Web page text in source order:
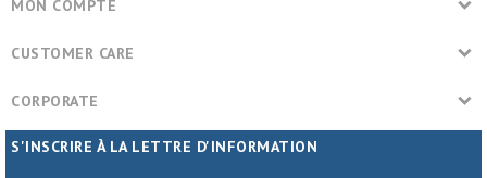
MON COMPTE
CUSTOMER CARE
CORPORATE
S'INSCRIRE À LA LETTRE D'INFORMATION